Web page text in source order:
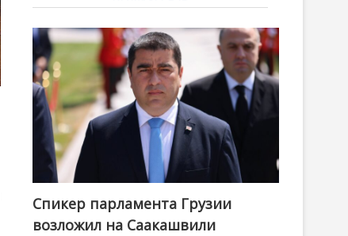
Спикер парламента Грузии
возложил на Саакашвили